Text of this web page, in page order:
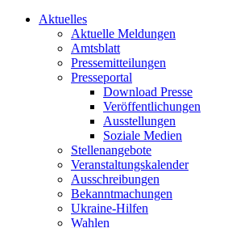
Aktuelles
Aktuelle Meldungen
Amtsblatt
Pressemitteilungen
Presseportal
Download Presse
Veröffentlichungen
Ausstellungen
Soziale Medien
Stellenangebote
Veranstaltungskalender
Ausschreibungen
Bekanntmachungen
Ukraine-Hilfen
Wahlen